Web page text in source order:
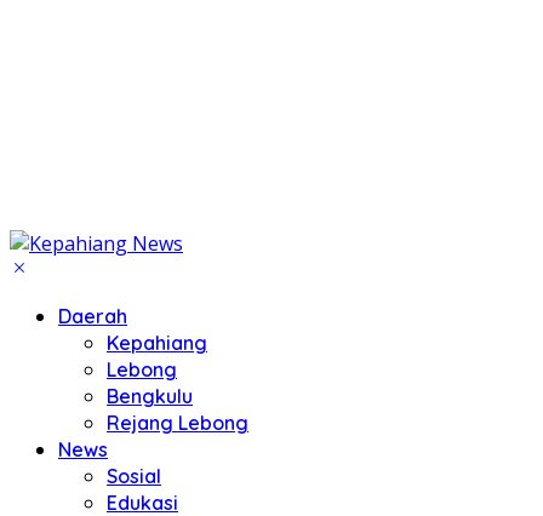
Daerah
Kepahiang
Lebong
Bengkulu
Rejang Lebong
News
Sosial
Edukasi